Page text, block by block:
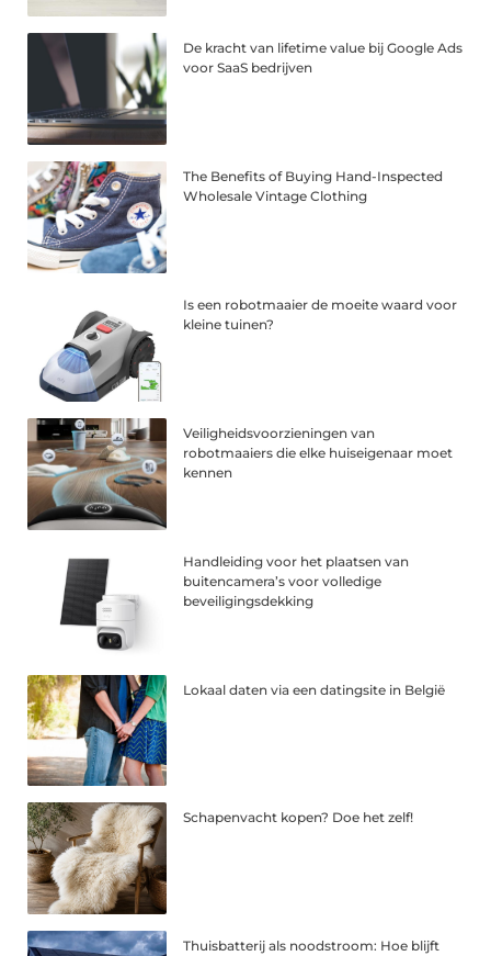
De kracht van lifetime value bij Google Ads
voor SaaS bedrijven
The Benefits of Buying Hand-Inspected
Wholesale Vintage Clothing
Is een robotmaaier de moeite waard voor
kleine tuinen?
Veiligheidsvoorzieningen van
robotmaaiers die elke huiseigenaar moet
kennen
Handleiding voor het plaatsen van
buitencamera’s voor volledige
beveiligingsdekking
Lokaal daten via een datingsite in België
Schapenvacht kopen? Doe het zelf!
Thuisbatterij als noodstroom: Hoe blijft